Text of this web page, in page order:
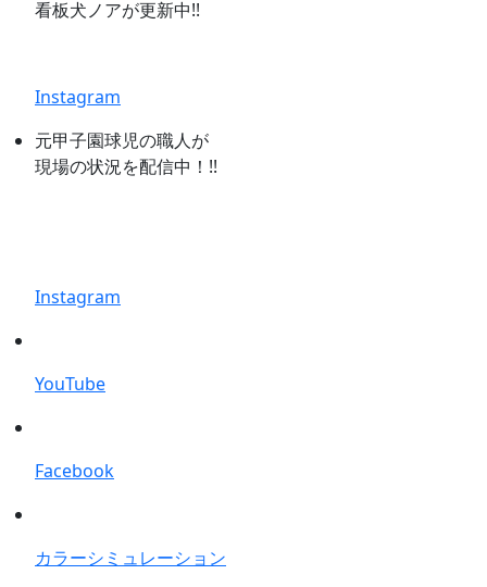
看板犬ノアが更新中!!
Instagram
元甲子園球児の職人が
現場の状況を配信中！!!
Instagram
YouTube
Facebook
カラーシミュレーション